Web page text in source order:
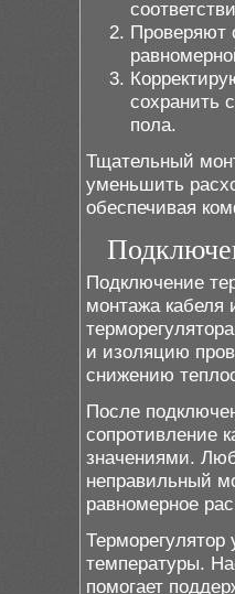
Проверяют
сохранить
пола.
Тщательный
уменьшить
обеспечивая
Подключение
монтажа кабеля
и изоляцию
снижению
После
сопротивление
значениями.
неправильный
равномерное
Терморегулятор
температуры.
помогает